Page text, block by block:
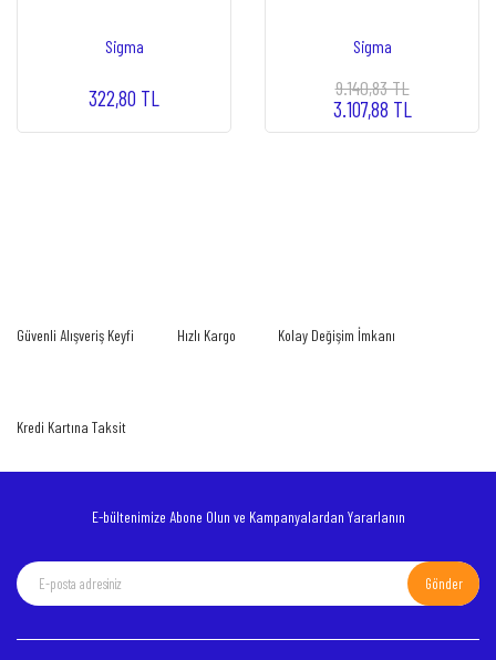
Sigma
322,80 TL
Sigma
9.140,83 TL
3.107,88 TL
Güvenli Alışveriş Keyfi Hızlı Kargo Kolay Değişim İmkanı
Kredi Kartına Taksit
E-bültenimize Abone Olun ve Kampanyalardan Yararlanın
Gönder